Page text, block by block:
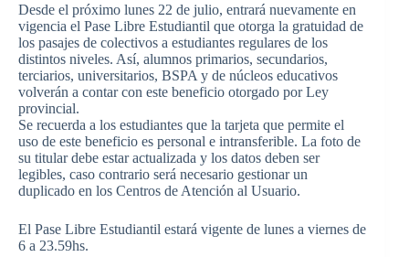
Desde el próximo lunes 22 de julio, entrará nuevamente en
vigencia el Pase Libre Estudiantil que otorga la gratuidad de
los pasajes de colectivos a estudiantes regulares de los
distintos niveles. Así, alumnos primarios, secundarios,
terciarios, universitarios, BSPA y de núcleos educativos
volverán a contar con este beneficio otorgado por Ley
provincial.
Se recuerda a los estudiantes que la tarjeta que permite el
uso de este beneficio es personal e intransferible. La foto de
su titular debe estar actualizada y los datos deben ser
legibles, caso contrario será necesario gestionar un
duplicado en los Centros de Atención al Usuario.
El Pase Libre Estudiantil estará vigente de lunes a viernes de
6 a 23.59hs.